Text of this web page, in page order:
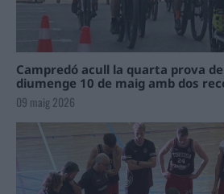
Campredó acull la quarta prova
diumenge 10 de maig amb dos
09 maig 2026